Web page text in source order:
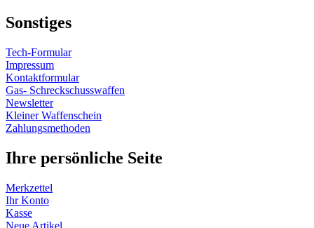
Sonstiges
Tech-Formular
Impressum
Kontaktformular
Gas- Schreckschusswaffen
Newsletter
Kleiner Waffenschein
Zahlungsmethoden
Ihre persönliche Seite
Merkzettel
Ihr Konto
Kasse
Neue Artikel